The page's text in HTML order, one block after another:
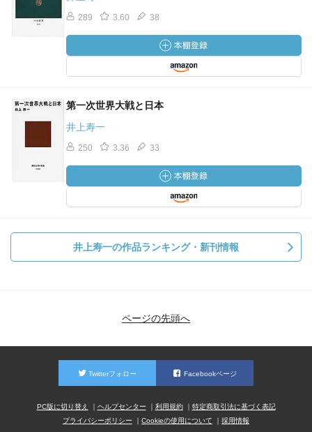
289 3.60 38
第一次世界大戦と日本
井上寿一
250 3.36 33
井上寿一の作品ランキング・新刊情報
ページの先頭へ
Twitterフォロー Facebookページ
PC版に切り替え ヘルプセンター 利用規約
特定商取引法に基づく表記
プライバシーポリシー
Cookieの使用について 採用情報